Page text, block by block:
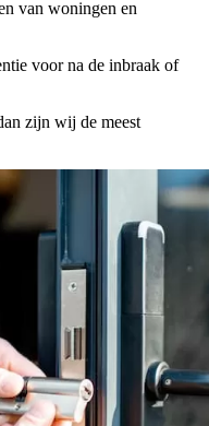
van woningen en
voor na de inbraak of
zijn wij de meest